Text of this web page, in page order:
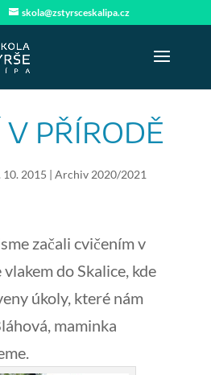
skola@zstyrsceskalipa.cz
V PŘÍRODĚ
10. 2015 | Archiv 2020/2021
začali cvičením v
do Skalice, kde
úkoly, které nám
maminka